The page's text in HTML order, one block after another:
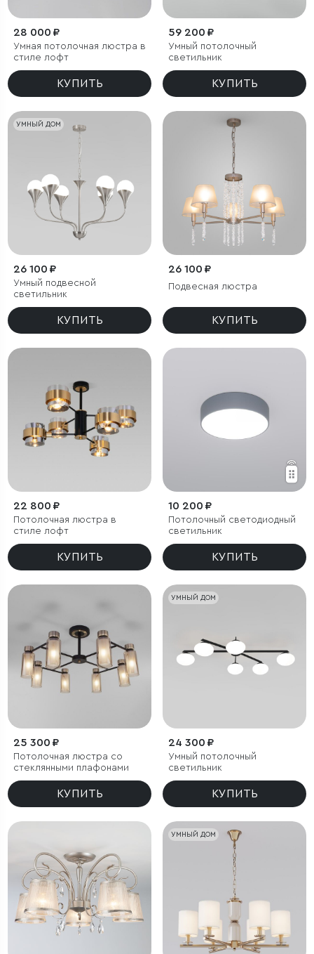
28 000 ₽
Умная потолочная люстра в
стиле лофт
КУПИТЬ
59 200 ₽
Умный потолочный
светильник
КУПИТЬ
УМНЫЙ ДОМ
26 100 ₽
Умный подвесной
светильник
КУПИТЬ
26 100 ₽
Подвесная люстра
КУПИТЬ
22 800 ₽
Потолочная люстра в
стиле лофт
КУПИТЬ
10 200 ₽
Потолочный светодиодный
светильник
КУПИТЬ
25 300 ₽
Потолочная люстра со
стеклянными плафонами
КУПИТЬ
УМНЫЙ ДОМ
24 300 ₽
Умный потолочный
светильник
КУПИТЬ
УМНЫЙ ДОМ